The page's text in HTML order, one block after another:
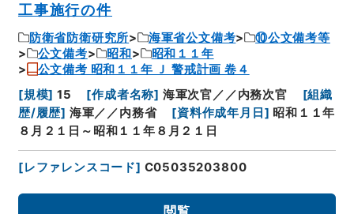
工事施行の件
防衛省防衛研究所 海軍省公文備考
⑩公文備考等
公文備考
昭和
昭和１１年
公文備考 昭和１１年 Ｊ 警戒計画 卷４
[規模] 15 [作成者名称] 海軍次官／／内務次官 [組織
歴/履歴] 海軍／／内務省 [資料作成年月日 ] 昭和１１年
８月２１日～昭和１１年８月２１日
[レファレンスコード] C05035203800
閲覧